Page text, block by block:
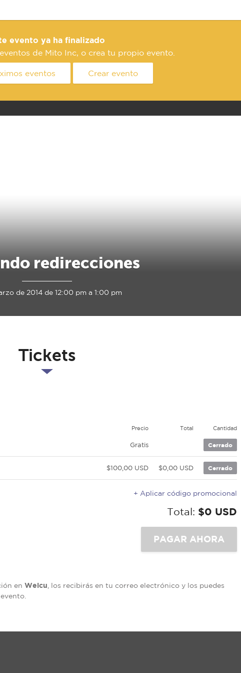
evento ya ha finalizado
de Mito Inc, o crea tu propio evento.
eventos Crear evento
redirecciones
de 2014 de 12:00 pm a 1:00 pm
Tickets
Precio Total Cantidad
Gratis Cerrado
$100,00 USD $0,00 USD Cerrado
+ Aplicar código promocional
Total: $0 USD
en Welcu , los recibirás en tu correo electrónico y los puedes